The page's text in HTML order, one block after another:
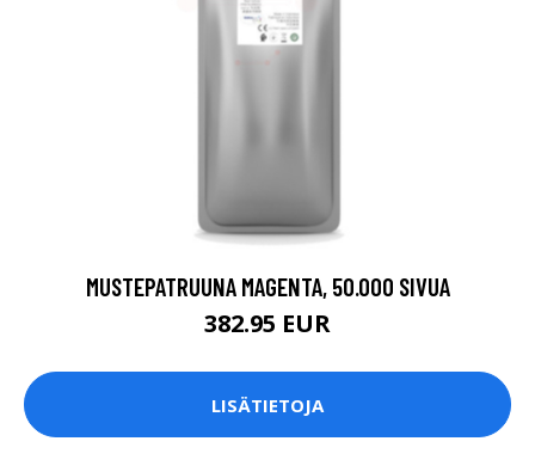
MUSTEPATRUUNA MAGENTA, 50.000 SIVUA
382.95 EUR
LISÄTIETOJA